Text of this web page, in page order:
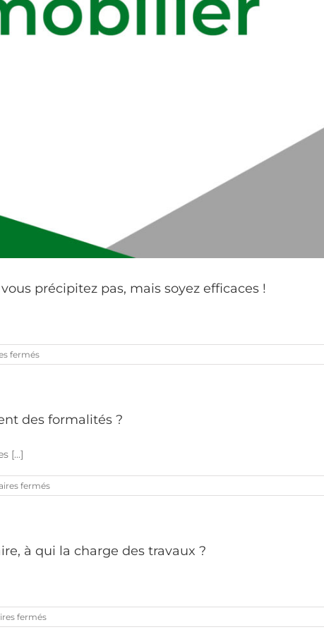
précipitez pas, mais soyez efficaces !
ferméssur
Vendre
hérité
en
vous
précipitez
pas,
!
des formalités ?
[...]
ferméssur
Réforme
France
:
des
?
à qui la charge des travaux ?
ferméssur
Baux